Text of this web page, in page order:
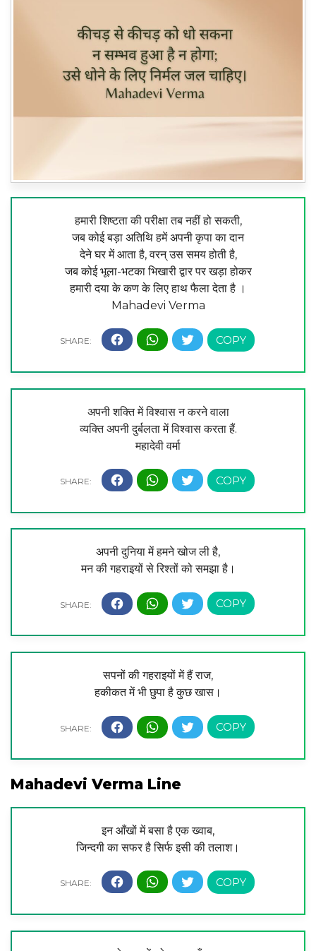
हमारी शिष्टता की परीक्षा तब नहीं हो सकती,
जब कोई बड़ा अतिथि हमें अपनी कृपा का दान
देने घर में आता है, वरन् उस समय होती है,
जब कोई भूला-भटका भिखारी द्वार पर खड़ा होकर
हमारी दया के कण के लिए हाथ फैला देता है ।
Mahadevi Verma
अपनी शक्ति में विश्वास न करने वाला
व्यक्ति अपनी दुर्बलता में विश्वास करता हैं.
महादेवी वर्मा
अपनी दुनिया में हमने खोज ली है,
मन की गहराइयों से रिश्तों को समझा है।
सपनों की गहराइयों में हैं राज,
हकीकत में भी छुपा है कुछ खास।
Mahadevi Verma Line
इन आँखों में बसा है एक ख्वाब,
जिन्दगी का सफर है सिर्फ इसी की तलाश।